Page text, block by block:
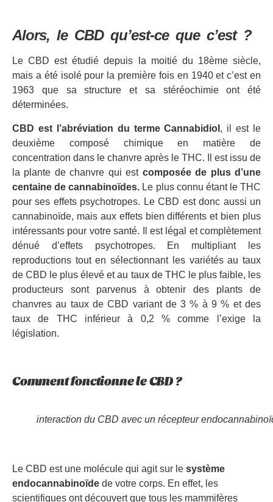
Alors, le CBD qu’est-ce que c’est ?
Le CBD est étudié depuis la moitié du 18ème siècle,
mais a été isolé pour la première fois en 1940 et c’est en
1963 que sa structure et sa stéréochimie ont été
déterminées.
CBD est l’abréviation du termeCannabidiol , il est le
deuxième composé chimique en matière de
concentration dans le chanvre après le THC. Il est issu de
la plante de chanvre qui est composée de plus d’une
centaine de cannabinoïdes. Le plus connu étant le THC
pour ses effets psychotropes. Le CBD est donc aussi un
cannabinoïde, mais aux effets bien différents et bien plus
intéressants pour votre santé. Il est légal et complètement
dénué d’effets psychotropes. En multipliant les
reproductions tout en sélectionnant les variétés au taux
de CBD le plus élevé et au taux de THC le plus faible, les
producteurs sont parvenus à obtenir des plants de
chanvres au taux de CBD variant de 3 % à 9 % et des
taux de THC inférieur à 0,2 % comme l’exige la
législation.
Comment fonctionne le CBD ?
interaction du CBD avec un récepteur
Le CBD est une molécule qui agit sur le système
endocannabinoïde de votre corps. En effet, les
scientifiques ont découvert que tous les mammifères